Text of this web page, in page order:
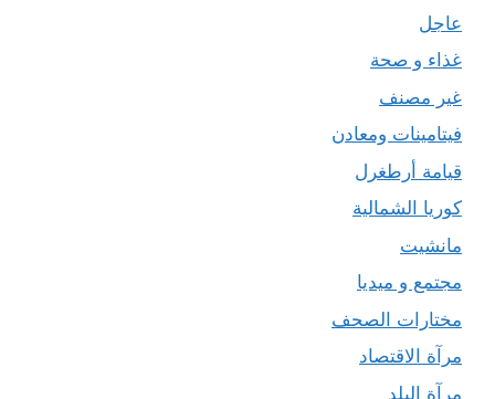
عاجل
غذاء و صحة
غير مصنف
فيتامينات ومعادن
قيامة أرطغرل
كوريا الشمالية
مانشيت
مجتمع و ميديا
مختارات الصحف
مرآة الاقتصاد
مرآة البلد